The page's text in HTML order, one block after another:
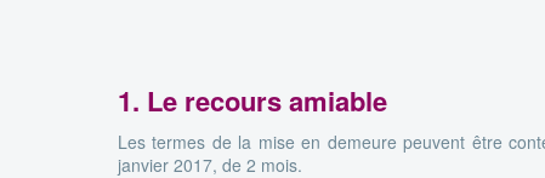
1. Le recours amiable
Les termes de la mise en demeure peuvent être
janvier 2017, de 2 mois.